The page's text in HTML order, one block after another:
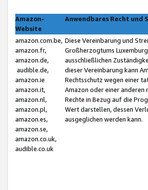
Amazon-
Website
Anwendbares Recht und
amazon.com.be,
amazon.fr,
amazon.de,
audible.de,
amazon.ie
amazon.it,
amazon.nl,
amazon.pl,
amazon.es,
amazon.se,
amazon.co.uk,
audible.co.uk
Diese Vereinbarung und
Großherzogtums
ausschließlichen
dieser Vereinbarung kann
Rechtsschutz wegen einer
Amazon oder einer anderen
Rechte in Bezug auf die
Wert darstellen, dessen
ausgeglichen werden kann.